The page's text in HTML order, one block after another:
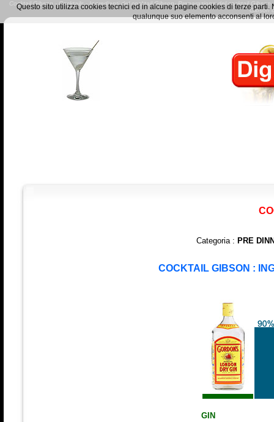
Cocktail Gibson - Cocktails - Ingredienti del cocktail Gibson- Preparazione del cocktail
Gibson
Categoria : PRE
COCKTAIL GIBSON :
GIN
Questo sito utilizza cookies tecnici ed in alcune pagine cookies di terze
qualunque suo elemento acconsenti al